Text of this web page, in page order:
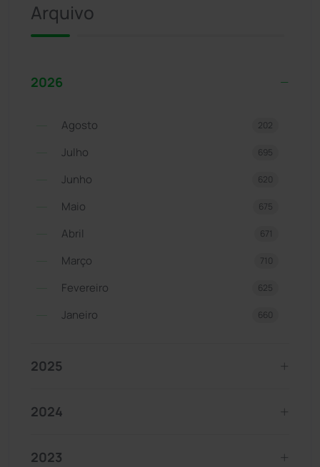
Arquivo
2026
Agosto 202
Julho 695
Junho 620
Maio 675
Abril 671
Março 710
Fevereiro 625
Janeiro 660
2025
2024
2023